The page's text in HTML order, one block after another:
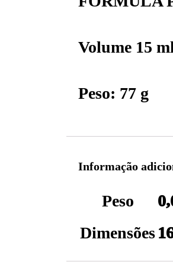
Volume 15 ml
Peso: 77 g
Informação
Peso
Dimensões